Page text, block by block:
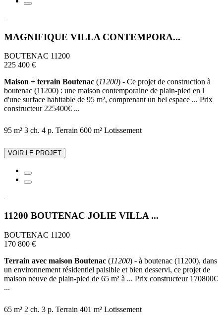
MAGNIFIQUE VILLA CONTEMPORA...
BOUTENAC 11200
225 400 €
Maison + terrain Boutenac (11200) - Ce projet de construction à
boutenac (11200) : une maison contemporaine de plain-pied en l
d'une surface habitable de 95 m², comprenant un bel espace ... Prix
constructeur 225400€ ...
95 m² 3 ch. 4 p. Terrain 600 m² Lotissement
VOIR LE PROJET
11200 BOUTENAC JOLIE VILLA ...
BOUTENAC 11200
170 800 €
Terrain avec maison Boutenac (11200) - à boutenac (11200), dans
un environnement résidentiel paisible et bien desservi, ce projet de
maison neuve de plain-pied de 65 m² à ... Prix constructeur 170800€
...
65 m² 2 ch. 3 p. Terrain 401 m² Lotissement